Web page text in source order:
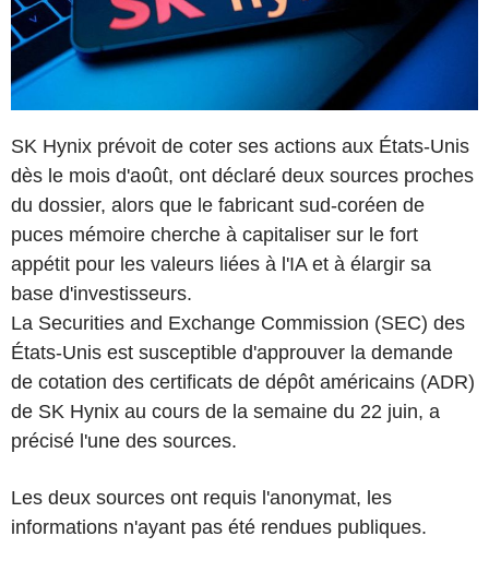
SK Hynix prévoit de coter ses actions aux États-Unis
dès le mois d'août, ont déclaré deux sources proches
du dossier, alors que le fabricant sud-coréen de
puces mémoire cherche à capitaliser sur le fort
appétit pour les valeurs liées à l'IA et à élargir sa
base d'investisseurs.
La Securities and Exchange Commission (SEC) des
États-Unis est susceptible d'approuver la demande
de cotation des certificats de dépôt américains (ADR)
de SK Hynix au cours de la semaine du 22 juin, a
précisé l'une des sources.
Les deux sources ont requis l'anonymat, les
informations n'ayant pas été rendues publiques.